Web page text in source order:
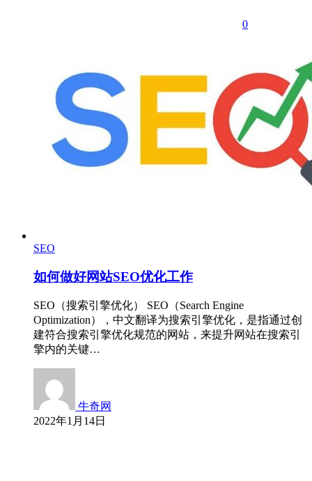
0
SEO
如何做好网站SEO优化工作
SEO（搜索引擎优化） SEO（Search Engine
Optimization），中文翻译为搜索引擎优化，是指通过创
建符合搜索引擎优化规范的网站，来提升网站在搜索引
擎内的关键…
牛奇网
2022年1月14日